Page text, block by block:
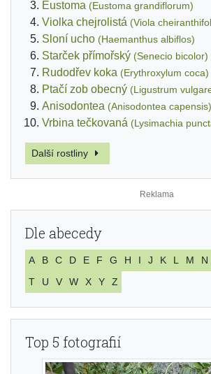
Eustoma (Eustoma grandiflorum)
Violka chejrolistá (Viola
Sloní ucho (Haemanthus albiflos)
Starček přímořský (Senecio bicolor)
Rudodřev koka (Erythroxylum coca)
Ptačí zob obecný (Ligustrum
Anisodontea (Anisodontea capensis)
Vrbina tečkovaná (Lysimachia
Další rostliny
Dle abecedy
A B C D E F G H I J K L M N
T
U V W X Y Z
Top 5 fotografií